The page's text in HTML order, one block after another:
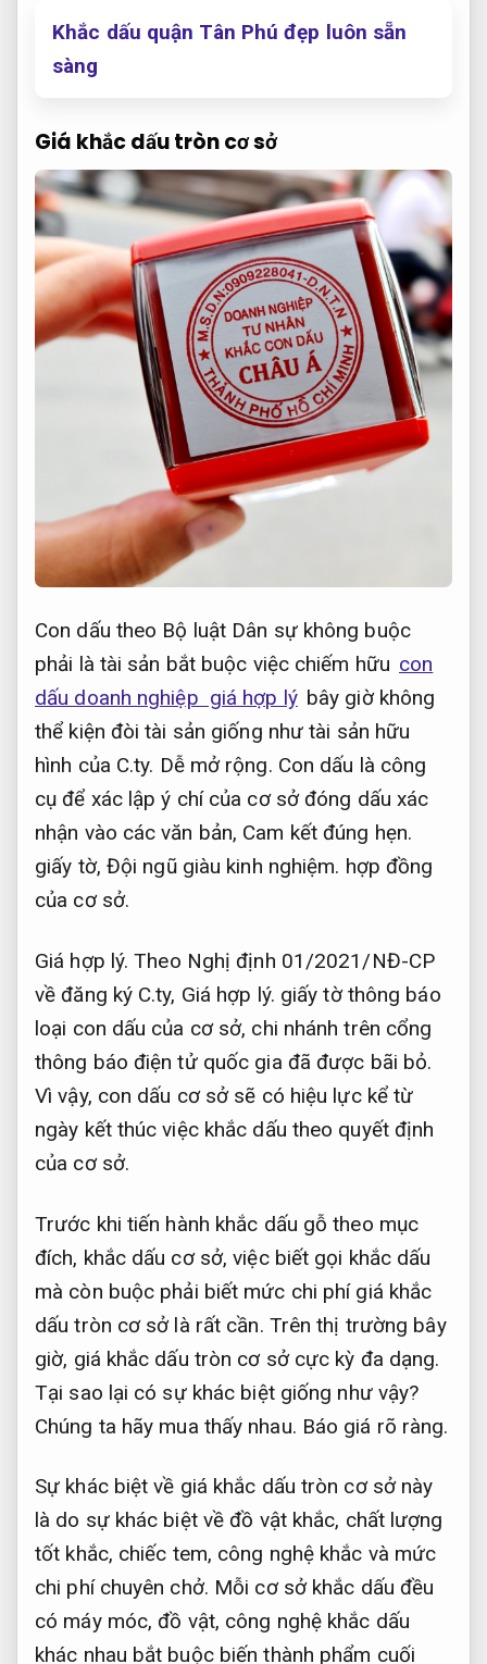
Khắc dấu quận Tân Phú đẹp luôn sẵn
sàng
Giá khắc dấu tròn cơ sở
Con dấu theo Bộ luật Dân sự không buộc
phải là tài sản bắt buộc việc chiếm hữu con
dấu doanh nghiệp giá hợp lý bây giờ không
thể kiện đòi tài sản giống như tài sản hữu
hình của C.ty. Dễ mở rộng. Con dấu là công
cụ để xác lập ý chí của cơ sở đóng dấu xác
nhận vào các văn bản, Cam kết đúng hẹn.
giấy tờ, Đội ngũ giàu kinh nghiệm. hợp đồng
của cơ sở.
Giá hợp lý. Theo Nghị định 01/2021/NĐ-CP
về đăng ký C.ty, Giá hợp lý. giấy tờ thông báo
loại con dấu của cơ sở, chi nhánh trên cổng
thông báo điện tử quốc gia đã được bãi bỏ.
Vì vậy, con dấu cơ sở sẽ có hiệu lực kể từ
ngày kết thúc việc khắc dấu theo quyết định
của cơ sở.
Trước khi tiến hành khắc dấu gỗ theo mục
đích, khắc dấu cơ sở, việc biết gọi khắc dấu
mà còn buộc phải biết mức chi phí giá khắc
dấu tròn cơ sở là rất cần. Trên thị trường bây
giờ, giá khắc dấu tròn cơ sở cực kỳ đa dạng.
Tại sao lại có sự khác biệt giống như vậy?
Chúng ta hãy mua thấy nhau. Báo giá rõ ràng.
Sự khác biệt về giá khắc dấu tròn cơ sở này
là do sự khác biệt về đồ vật khắc, chất lượng
tốt khắc, chiếc tem, công nghệ khắc và mức
chi phí chuyên chở. Mỗi cơ sở khắc dấu đều
có máy móc, đồ vật, công nghệ khắc dấu
khác nhau bắt buộc biến thành phẩm cuối